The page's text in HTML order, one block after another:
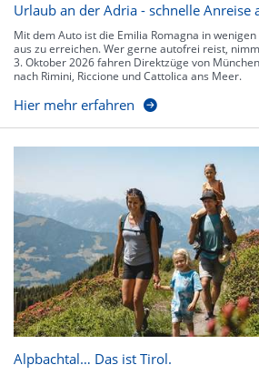
Urlaub an der Adria - schnelle Anreise
Mit dem Auto ist die Emilia Romagna in
aus zu erreichen. Wer gerne autofrei reist,
3. Oktober 2026 fahren Direktzüge von
nach Rimini, Riccione und Cattolica ans Meer.
Hier mehr erfahren
Alpbachtal… Das ist Tirol.